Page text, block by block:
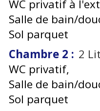
WC privatif à
Salle de bain/
Sol parquet
Chambre 2 : 2
WC privatif
Salle de bain/
Sol parquet